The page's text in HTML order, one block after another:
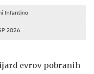
Infantino
2026
evrov pobranih